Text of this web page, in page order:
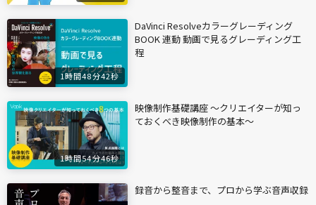
1時間48分42秒
DaVinci Resolveカラーグレーディング
BOOK 連動 動画で見るグレーディング工
程
1時間54分46秒
映像制作基礎講座 〜クリエイターが知っ
ておくべき映像制作の基本〜
録音から整音まで、プロから学ぶ音声収録